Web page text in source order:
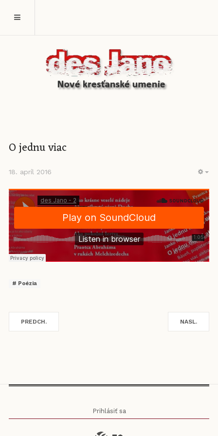
O jednu viac
18. apríl 2016
Poézia
PREDCH. NASL.
Prihlásiť sa